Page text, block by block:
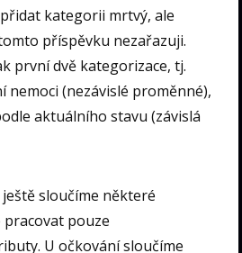
kategorii mrtvý, ale
příspěvku nezařazuji.
první dvě kategorizace, tj.
nemoci (nezávislé proměnné),
aktuálního stavu (závislá
sloučíme některé
pouze
U očkování sloučíme